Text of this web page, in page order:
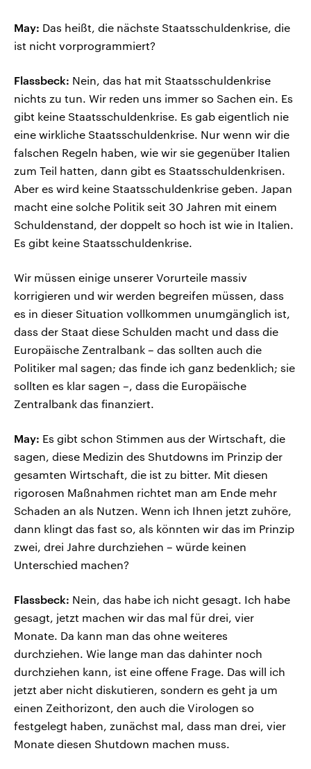
May: Das heißt, die nächste Staatsschuldenkrise, die
ist nicht vorprogrammiert?
Flassbeck: Nein, das hat mit Staatsschuldenkrise
nichts zu tun. Wir reden uns immer so Sachen ein. Es
gibt keine Staatsschuldenkrise. Es gab eigentlich nie
eine wirkliche Staatsschuldenkrise. Nur wenn wir die
falschen Regeln haben, wie wir sie gegenüber Italien
zum Teil hatten, dann gibt es Staatsschuldenkrisen.
Aber es wird keine Staatsschuldenkrise geben. Japan
macht eine solche Politik seit 30 Jahren mit einem
Schuldenstand, der doppelt so hoch ist wie in Italien.
Es gibt keine Staatsschuldenkrise.
Wir müssen einige unserer Vorurteile massiv
korrigieren und wir werden begreifen müssen, dass
es in dieser Situation vollkommen unumgänglich ist,
dass der Staat diese Schulden macht und dass die
Europäische Zentralbank – das sollten auch die
Politiker mal sagen; das finde ich ganz bedenklich; sie
sollten es klar sagen –, dass die Europäische
Zentralbank das finanziert.
May: Es gibt schon Stimmen aus der Wirtschaft, die
sagen, diese Medizin des Shutdowns im Prinzip der
gesamten Wirtschaft, die ist zu bitter. Mit diesen
rigorosen Maßnahmen richtet man am Ende mehr
Schaden an als Nutzen. Wenn ich Ihnen jetzt zuhöre,
dann klingt das fast so, als könnten wir das im Prinzip
zwei, drei Jahre durchziehen – würde keinen
Unterschied machen?
Flassbeck: Nein, das habe ich nicht gesagt. Ich habe
gesagt, jetzt machen wir das mal für drei, vier
Monate. Da kann man das ohne weiteres
durchziehen. Wie lange man das dahinter noch
durchziehen kann, ist eine offene Frage. Das will ich
jetzt aber nicht diskutieren, sondern es geht ja um
einen Zeithorizont, den auch die Virologen so
festgelegt haben, zunächst mal, dass man drei, vier
Monate diesen Shutdown machen muss.